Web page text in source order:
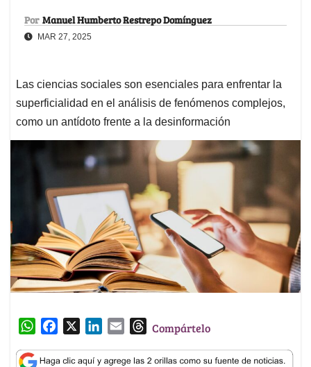
Por Manuel Humberto Restrepo Domínguez
MAR 27, 2025
Las ciencias sociales son esenciales para enfrentar la
superficialidad en el análisis de fenómenos complejos,
como un antídoto frente a la desinformación
W
a
c
n
a
T
r
Compártelo